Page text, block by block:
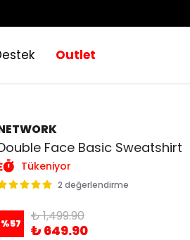
Outlet
Face Basic Sweatshirt
Tükeniyor
2 değerlendirme
%57 ₺ 1,499.90
₺ 649.90